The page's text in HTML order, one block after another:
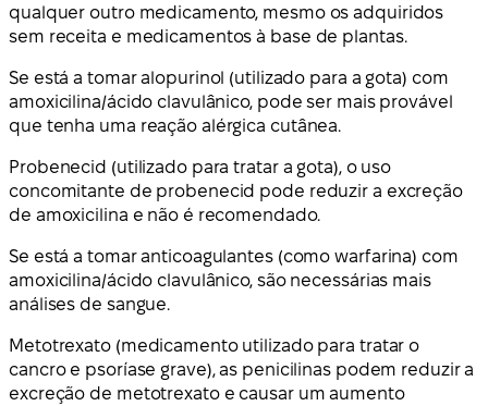
qualquer outro medicamento, mesmo os adquiridos
sem receita e medicamentos à base de plantas.
Se está a tomar alopurinol (utilizado para a gota) com
amoxicilina/ácido clavulânico, pode ser mais provável
que tenha uma reação alérgica cutânea.
Probenecid (utilizado para tratar a gota), o uso
concomitante de probenecid pode reduzir a excreção
de amoxicilina e não é recomendado.
Se está a tomar anticoagulantes (como warfarina) com
amoxicilina/ácido clavulânico, são necessárias mais
análises de sangue.
Metotrexato (medicamento utilizado para tratar o
cancro e psoríase grave), as penicilinas podem reduzir a
excreção de metotrexato e causar um aumento